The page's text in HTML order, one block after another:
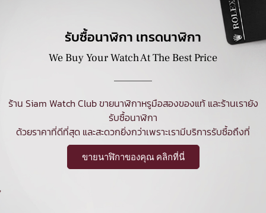
รับซื้อนาฬิกา เทรดนาฬิกา
We Buy Your Watch At The Best Price
ร้าน Siam Watch Club ขายนาฬิกาหรูมือสองของแท้ และร้านเรายัง
รับซื้อนาฬิกา
ด้วยราคาที่ดีที่สุด และสะดวกยิ่งกว่าเพราะเรามีบริการรับซื้อถึงที่
ขายนาฬิกาของคุณ คลิกที่นี่